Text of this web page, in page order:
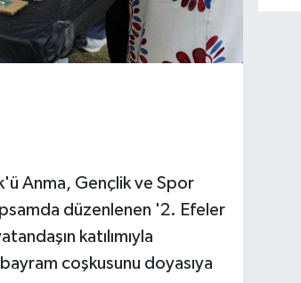
Anma, Gençlik ve Spor
düzenlenen '2. Efeler
katılımıyla
coşkusunu doyasıya